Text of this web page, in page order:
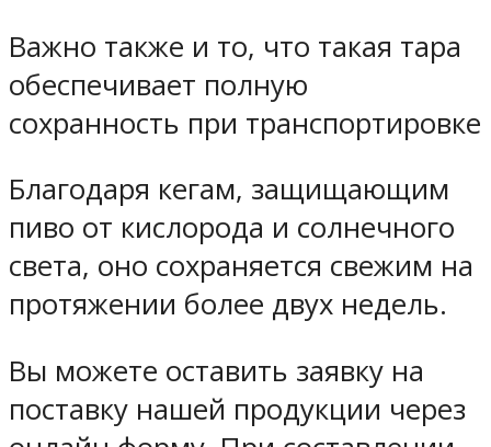
Важно также и то, что такая тара
обеспечивает полную
сохранность при транспортировке
Благодаря кегам, защищающим
пиво от кислорода и солнечного
света, оно сохраняется свежим на
протяжении более двух недель.
Вы можете оставить заявку на
поставку нашей продукции через